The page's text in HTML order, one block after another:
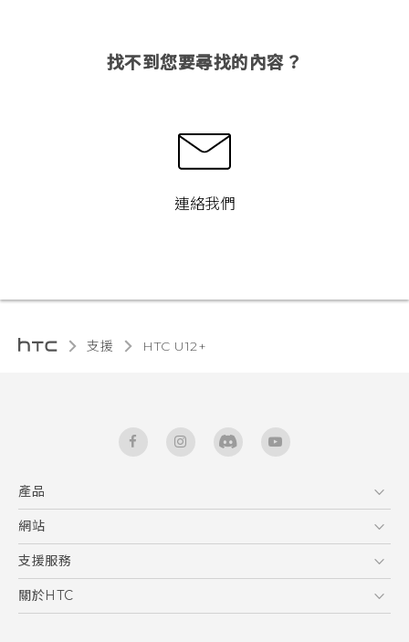
找不到您要尋找的內容？
連絡我們
支援 HTC U12+‎
產品
5G
區塊鍊手機
網站
HTC Dev
支援服務
服務中心
關於HTC